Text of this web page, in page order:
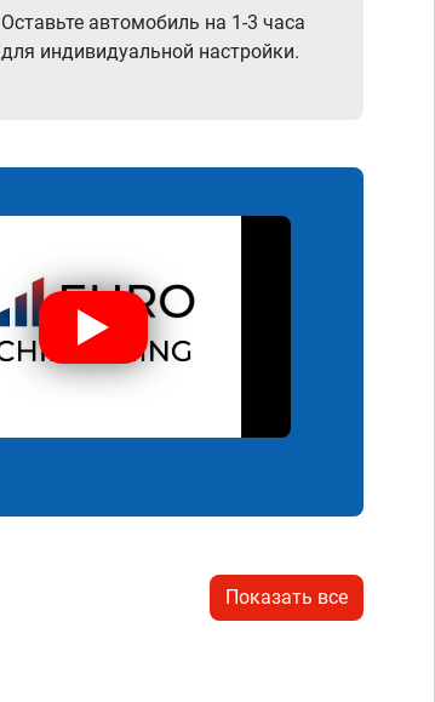
Оставьте автомобиль на 1-3 часа
для индивидуальной настройки.
Показать все